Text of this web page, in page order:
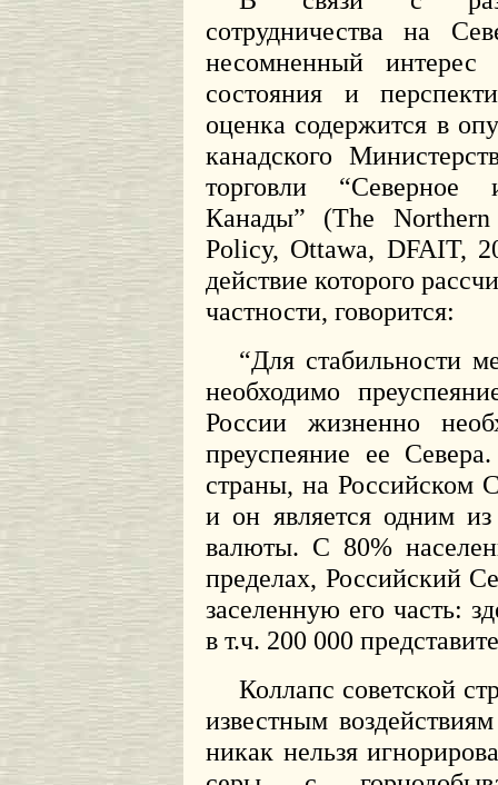
сотрудничества на
несомненный интерес
состояния и
оценка содержится в
канадского
торговли “Северное
Канады” (The
Policy, Ottawa, DFAIT,
действие которого
частности, говорится:
“Для стабильности
необходимо
России жизненно
преуспеяние ее
страны, на Российском
и он является одним
валюты. С 80%
пределах, Российский
заселенную его часть:
в т.ч. 200 000
Коллапс советской
известным
никак нельзя